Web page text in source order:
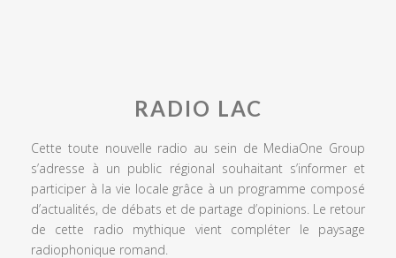
RADIO LAC
Cette toute nouvelle radio au sein de MediaOne Group
s’adresse à un public régional souhaitant s’informer et
participer à la vie locale grâce à un programme composé
d’actualités, de débats et de partage d’opinions. Le retour
de cette radio mythique vient compléter le paysage
radiophonique romand.